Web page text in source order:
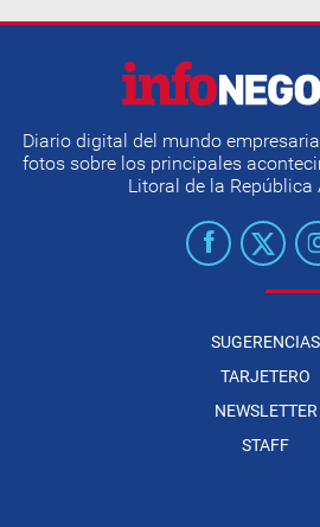
Diario digital del mundo
fotos sobre los principales
Litoral de la República
SUGERENCIAS
TARJETERO
NEWSLETTER
STAFF